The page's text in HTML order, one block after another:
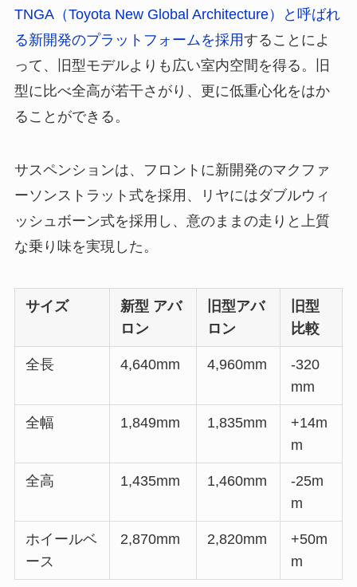
TNGA（Toyota New Global Architecture）と呼ばれ
る新開発のプラットフォームを採用することによ
って、旧型モデルよりも広い室内空間を得る。旧
型に比べ全高が若干さがり、更に低重心化をはか
ることができる。
サスペンションは、フロントに新開発のマクファ
ーソンストラット式を採用、リヤにはダブルウィ
ッシュボーン式を採用し、意のままの走りと上質
な乗り味を実現した。
サイズ
新型 アバ
ロン
旧型アバ
ロン
旧型
比較
全長 4,640mm 4,960mm
-320
mm
全幅 1,849mm 1,835mm
+14m
m
全高 1,435mm 1,460mm
-25m
m
ホイールベ
ース
2,870mm 2,820mm
+50m
m